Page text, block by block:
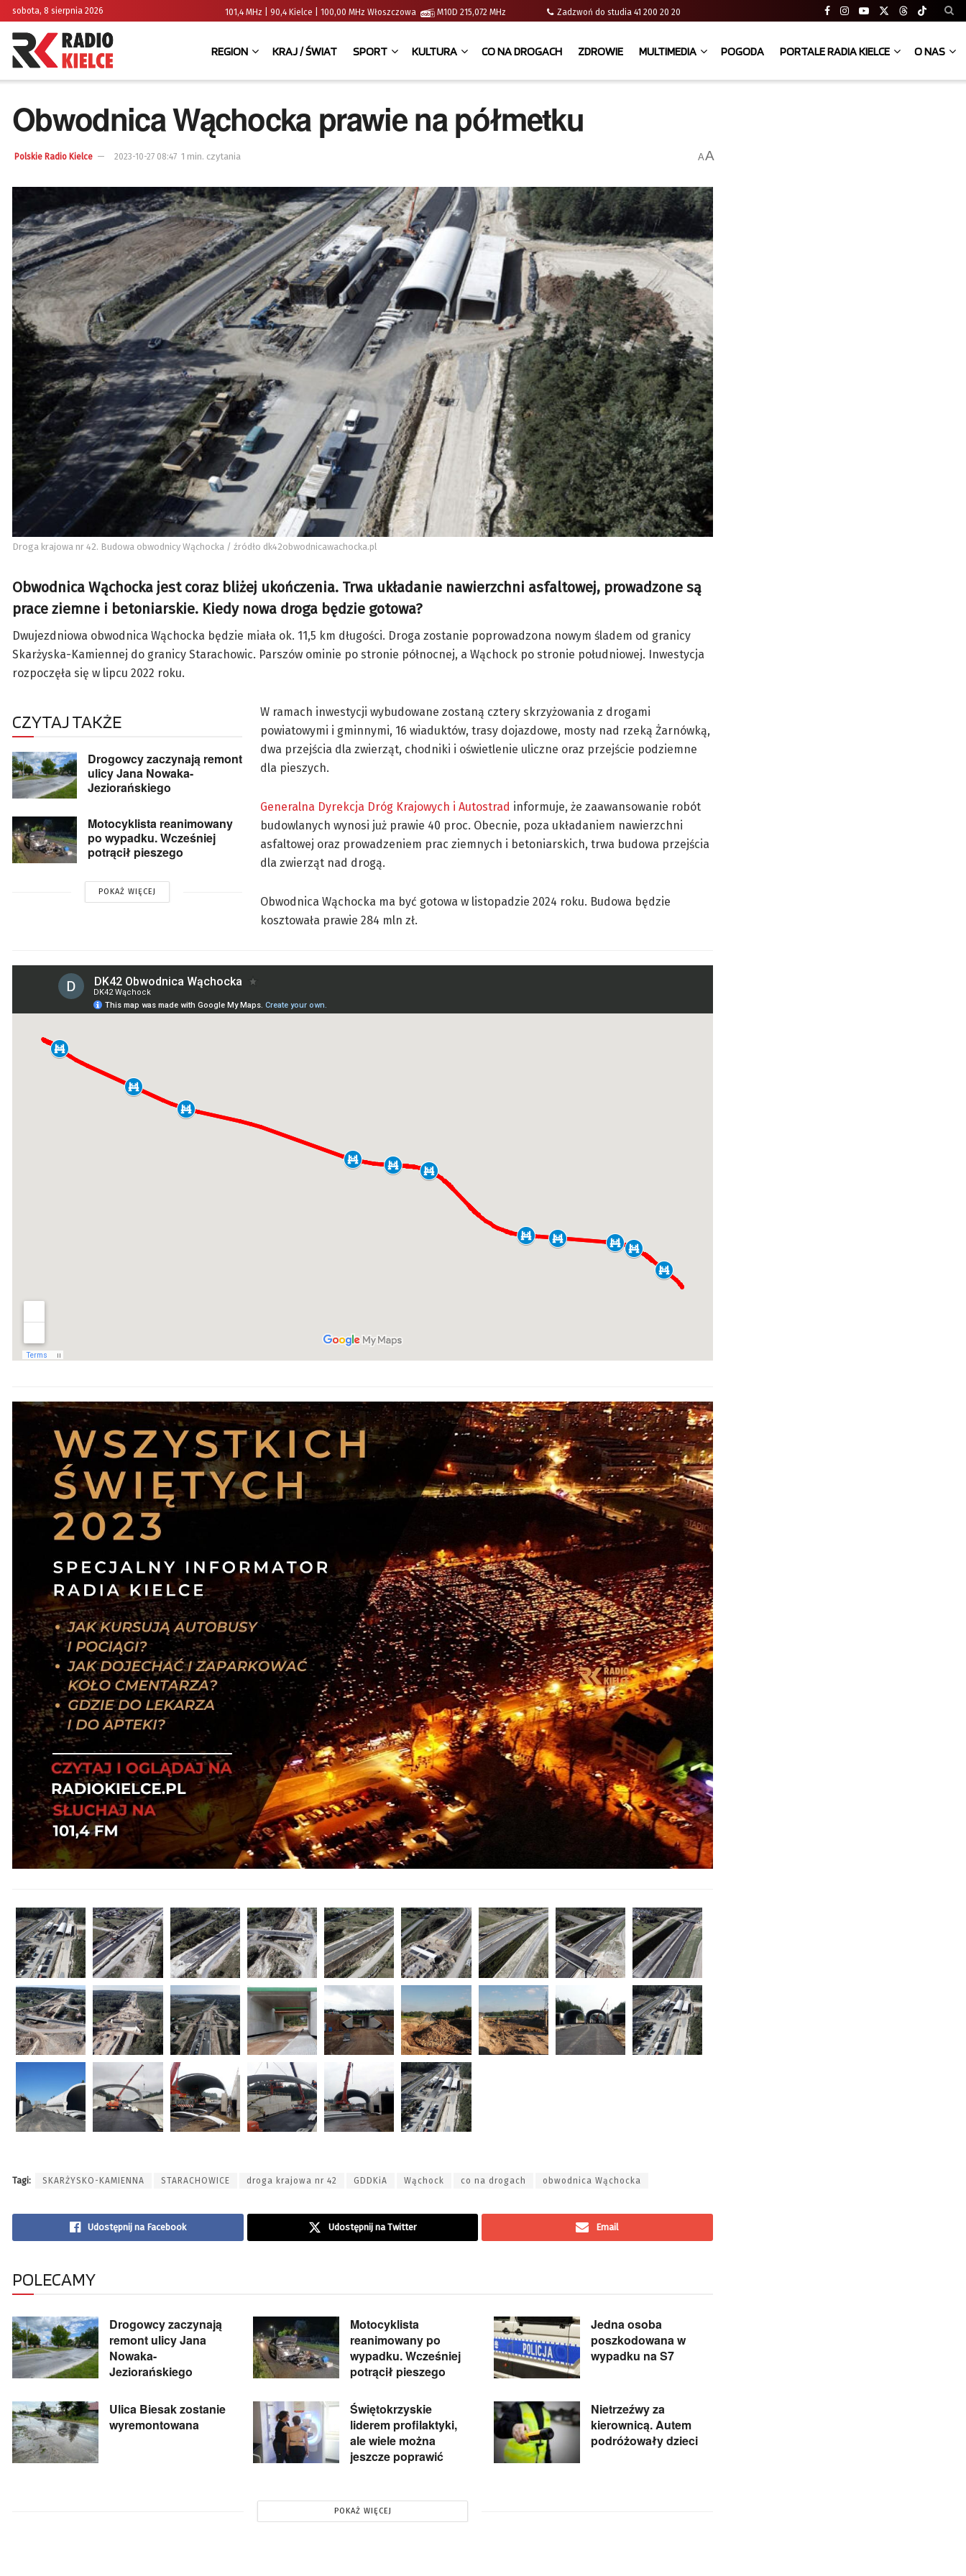
sobota, 8 sierpnia 2026 101,4 MHz | 90,4 Kielce | 100,00 MHz Włoszczowa M10D 215,072 MHz Zadzwoń do studia 41 200 20 20
REGION KRAJ / ŚWIAT SPORT KULTURA CO NA DROGACH ZDROWIE MULTIMEDIA POGODA PORTALE RADIA KIELCE O NAS
Obwodnica Wąchocka prawie na półmetku
Polskie Radio Kielce 2023-10-27 08:47 1 min. czytania AA
Droga krajowa nr 42. Budowa obwodnicy Wąchocka / źródło dk42obwodnicawachocka.pl
Obwodnica Wąchocka jest coraz bliżej ukończenia. Trwa układanie nawierzchni asfaltowej, prowadzone są
prace ziemne i betoniarskie. Kiedy nowa droga będzie gotowa?
Dwujezdniowa obwodnica Wąchocka będzie miała ok. 11,5 km długości. Droga zostanie poprowadzona nowym śladem od granicy
Skarżyska-Kamiennej do granicy Starachowic. Parszów ominie po stronie północnej, a Wąchock po stronie południowej. Inwestycja
rozpoczęła się w lipcu 2022 roku.
CZYTAJ TAKŻE
Drogowcy zaczynają remont
ulicy Jana Nowaka-
Jeziorańskiego
Motocyklista reanimowany
po wypadku. Wcześniej
potrącił pieszego
POKAŻ WIĘCEJ
W ramach inwestycji wybudowane zostaną cztery skrzyżowania z drogami
powiatowymi i gminnymi, 16 wiaduktów, trasy dojazdowe, mosty nad rzeką Żarnówką,
dwa przejścia dla zwierząt, chodniki i oświetlenie uliczne oraz przejście podziemne
dla pieszych.
Generalna Dyrekcja Dróg Krajowych i Autostrad informuje, że zaawansowanie robót
budowlanych wynosi już prawie 40 proc. Obecnie, poza układaniem nawierzchni
asfaltowej oraz prowadzeniem prac ziemnych i betoniarskich, trwa budowa przejścia
dla zwierząt nad drogą.
Obwodnica Wąchocka ma być gotowa w listopadzie 2024 roku. Budowa będzie
kosztowała prawie 284 mln zł.
Tagi: SKARŻYSKO-KAMIENNA STARACHOWICE droga krajowa nr 42 GDDKiA Wąchock co na drogach obwodnica Wąchocka
Udostępnij na Facebook Udostępnij na Twitter Email
POLECAMY
Drogowcy zaczynają
remont ulicy Jana
Nowaka-
Jeziorańskiego
Motocyklista
reanimowany po
wypadku. Wcześniej
potrącił pieszego
Jedna osoba
poszkodowana w
wypadku na S7
Ulica Biesak zostanie
wyremontowana
Świętokrzyskie
liderem profilaktyki,
ale wiele można
jeszcze poprawić
Nietrzeźwy za
kierownicą. Autem
podróżowały dzieci
POKAŻ WIĘCEJ